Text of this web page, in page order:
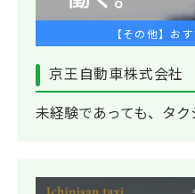
【その他】お
京王自動車株式会社
未経験であっても、タク